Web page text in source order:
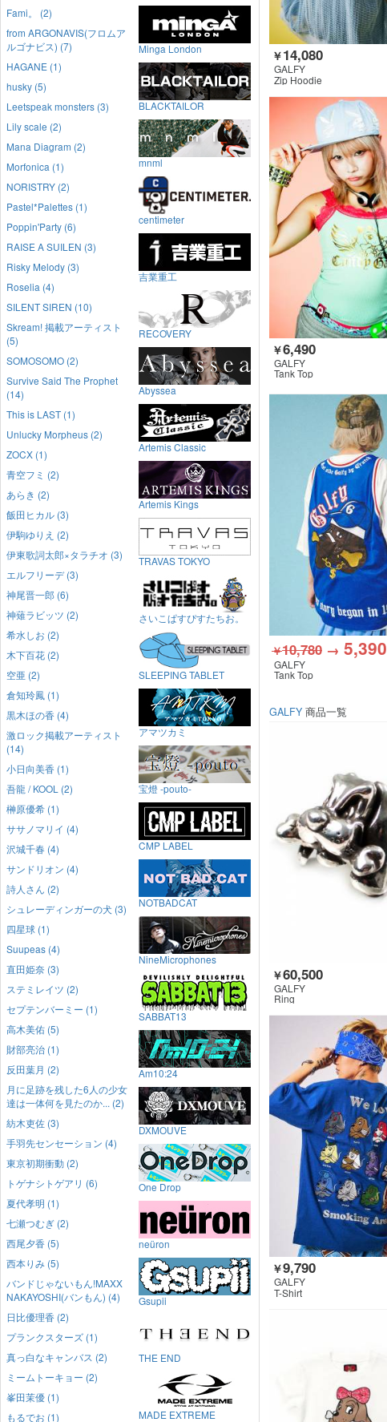
￥14,080
GALFY
Zip Hoodie
￥6,490
GALFY
Tank Top
￥10,780 → 5,390
GALFY
Tank Top
GALFY 商品一覧
￥60,500
GALFY
Ring
￥9,790
GALFY
T-Shirt
Fami。 (2)
from ARGONAVIS(フロムア
ルゴナビス) (7)
HAGANE (1)
husky (5)
Leetspeak monsters (3)
Lily scale (2)
Mana Diagram (2)
Morfonica (1)
NORISTRY (2)
Pastel*Palettes (1)
Poppin'Party (6)
RAISE A SUILEN (3)
Risky Melody (3)
Roselia (4)
SILENT SIREN (10)
Skream! 掲載アーティスト
(5)
SOMOSOMO (2)
Survive Said The Prophet
(14)
This is LAST (1)
Unlucky Morpheus (2)
ZOCX (1)
青空フミ (2)
あらき (2)
飯田ヒカル (3)
伊駒ゆりえ (2)
伊東歌詞太郎×タラチオ (3)
エルフリーデ (3)
神尾晋一郎 (6)
神薙ラビッツ (2)
希水しお (2)
木下百花 (2)
空亜 (2)
倉知玲鳳 (1)
黒木ほの香 (4)
激ロック掲載アーティスト
(14)
小日向美香 (1)
吾龍 / KOOL (2)
榊原優希 (1)
ササノマリイ (4)
沢城千春 (4)
サンドリオン (4)
詩人さん (2)
シュレーディンガーの犬 (3)
四星球 (1)
Suupeas (4)
直田姫奈 (3)
ステミレイツ (2)
セプテンバーミー (1)
高木美佑 (5)
財部亮治 (1)
反田葉月 (2)
月に足跡を残した6人の少女
達は一体何を見たのか... (2)
紡木吏佐 (3)
手羽先センセーション (4)
東京初期衝動 (2)
トゲナシトゲアリ (6)
夏代孝明 (1)
七瀬つむぎ (2)
西尾夕香 (5)
西本りみ (5)
バンドじゃないもん!MAXX
NAKAYOSHI(バンもん) (4)
日比優理香 (2)
プランクスターズ (1)
真っ白なキャンバス (2)
ミームトーキョー (2)
峯田茉優 (1)
もるでお (1)
Minga London
BLACKTAILOR
mnml
centimeter
吉業重工
RECOVERY
Abyssea
Artemis Classic
Artemis Kings
TRAVAS TOKYO
さいこぱすぴすたちお。
SLEEPING TABLET
アマツカミ
宝燈 -pouto-
CMP LABEL
NOTBADCAT
NineMicrophones
SABBAT13
Am10:24
DXMOUVE
One Drop
neüron
Gsupii
THE END
MADE EXTREME